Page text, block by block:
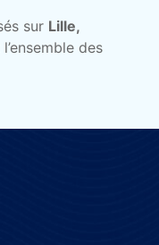
sur Lille,
l’ensemble des